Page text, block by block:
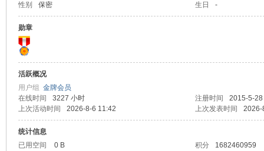
性别 保密 生日 -
勋章
活跃概况
用户组 金牌会员
在线时间
3227 小时 注册时间
2015-5-
上次活动时间
2026-8-6 11:42 上次发表时间 2026-
统计信息
已用空间
0 B 积分
1682460959